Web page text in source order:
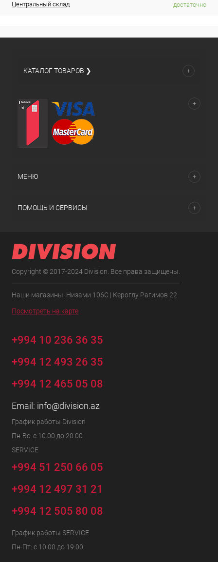
Центральный склад достаточно
КАТАЛОГ ТОВАРОВ ❯
МЕНЮ
ПОМОЩЬ И СЕРВИСЫ
Copyright © 2017-2024 Division. Все права защищены.
Наши магазины: Низами 106C | Кероглу Рагимов 22
Посмотреть на карте
+994 10 236 36 35
+994 12 493 26 35
+994 12 465 05 08
Email: info@division.az
График работы Division
Пн-Вс: с 10:00 до 20:00
SERVICE
+994 51 250 66 05
+994 12 497 31 21
+994 12 505 80 08
График работы SERVICE
Пн-Пт: с 10:00 до 19:00